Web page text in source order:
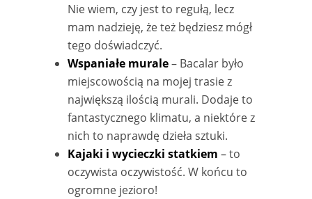
Nie wiem, czy jest to regułą, lecz
mam nadzieję, że też będziesz mógł
tego doświadczyć.
Wspaniałe murale– Bacalar było
miejscowością na mojej trasie z
największą ilością murali. Dodaje to
fantastycznego klimatu, a niektóre z
nich to naprawdę dzieła sztuki.
Kajaki i wycieczki statkiem – to
oczywista oczywistość. W końcu to
ogromne jezioro!